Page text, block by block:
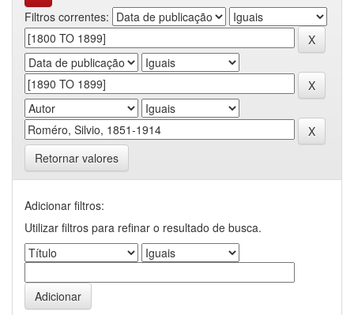
Filtros correntes:
Retornar valores
Adicionar filtros:
Utilizar filtros para refinar o resultado de busca.